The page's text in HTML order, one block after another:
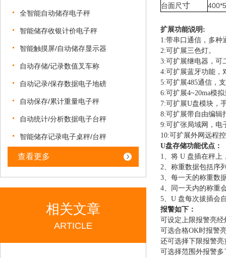
全智能自动储存电子秤
智能储存收银计价电子秤
智能触摸屏/自动储存显示器
自动存储/记录数值叉车称
自动记录/保存数据电子地磅
自动保存/累计重量电子秤
自动统计/分析数据电子台秤
智能储存记录电子桌秤/台秤
查看更多
相关文章
ARTICLE
台面尺寸
扩展功能说明 :
1:带串口通信，多种
2:可扩展三色灯。
3:可扩展继电器，可
4:可扩展蓝牙功能，
5:可扩展485通信 ，
6:可扩展4~20ma模
7:可扩展U盘模块，
8:可扩展带自由编辑
9:可扩张局域网，电
10:可扩展外网远程
U盘存储功能优点：
1、将 U 盘插在秤上
2、称重数据包括序
3、每一天的称重数
4、同一天内的称重
5、U 盘每次拔插会
报警如下：
可设定上限报警亮
可选合格OK时报警
还可选择下限报警
可选择范围外报警